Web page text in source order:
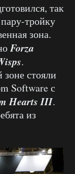
так
тройку
зона.
Forza
.
стояли
Software с
Hearts III.
из